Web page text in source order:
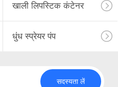
खाली लिपस्टिक कंटेनर
धुंध स्प्रेयर पंप
सदस्यता लें